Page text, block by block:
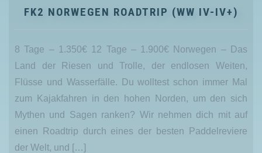
FK2 NORWEGEN ROADTRIP (WW IV-IV+)
8 Tage – 1.350€ 12 Tage – 1.900€ Norwegen – Das
Land der Riesen und Trolle, der endlosen Weiten,
Flüsse und Wasserfälle. Du wolltest schon immer Mal
zum Kajakfahren in den hohen Norden, um den sich
Mythen und Sagen ranken? Wir nehmen dich mit auf
einen Roadtrip durch eines der besten Paddelreviere
der Welt, und […]